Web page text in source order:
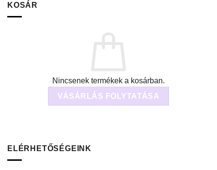
KOSÁR
Nincsenek termékek a kosárban.
VÁSÁRLÁS FOLYTATÁSA
ELÉRHETŐSÉGEINK